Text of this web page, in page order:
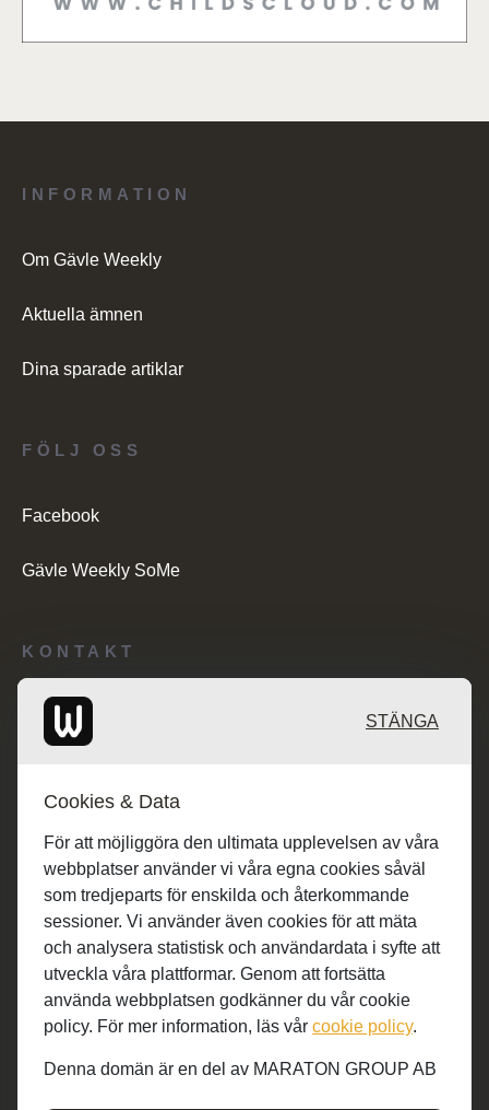
INFORMATION
Om Gävle Weekly
Aktuella ämnen
Dina sparade artiklar
KONTAKT
Redaktionen: desk@maratongroup.com
FÖLJ OSS
Facebook
Gävle Weekly SoMe
STÄNGA
Cookies & Data
För att möjliggöra den ultimata upplevelsen av våra
webbplatser använder vi våra egna cookies såväl
som tredjeparts för enskilda och återkommande
sessioner. Vi använder även cookies för att mäta
och analysera statistisk och användardata i syfte att
utveckla våra plattformar. Genom att fortsätta
använda webbplatsen godkänner du vår cookie
policy. För mer information, läs vår cookie policy.
Denna domän är en del av MARATON GROUP AB